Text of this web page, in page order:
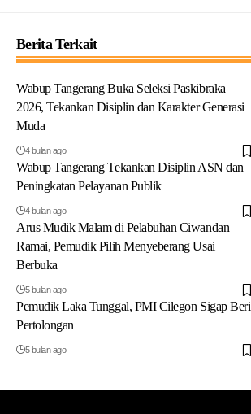
Berita Terkait
Wabup Tangerang Buka Seleksi Paskibraka
2026, Tekankan Disiplin dan Karakter Generasi
Muda
4 bulan ago
Wabup Tangerang Tekankan Disiplin ASN dan
Peningkatan Pelayanan Publik
4 bulan ago
Arus Mudik Malam di Pelabuhan Ciwandan
Ramai, Pemudik Pilih Menyeberang Usai
Berbuka
5 bulan ago
Pemudik Laka Tunggal, PMI Cilegon Sigap Beri
Pertolongan
5 bulan ago